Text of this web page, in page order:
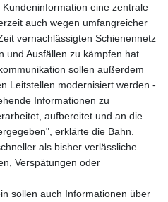
eine zentrale
auch wegen umfangreicher
vernachlässigten Schienennetz
und Ausfällen zu kämpfen hat.
sollen außerdem
Leitstellen modernisiert werden -
Informationen zu
aufbereitet und an die
erklärte die Bahn.
als bisher verlässliche
Verspätungen oder
sollen auch Informationen über